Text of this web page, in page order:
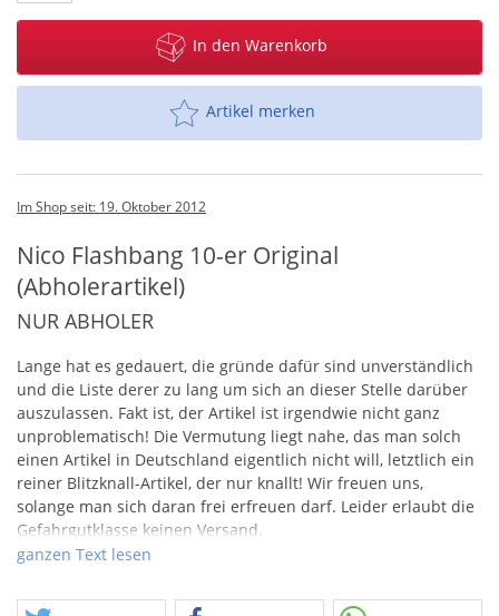
In den Warenkorb
Artikel merken
Im Shop seit: 19. Oktober 2012
Nico Flashbang 10-er Original
(Abholerartikel)
NUR ABHOLER
Lange hat es gedauert, die gründe dafür sind unverständlich
und die Liste derer zu lang um sich an dieser Stelle darüber
auszulassen. Fakt ist, der Artikel ist irgendwie nicht ganz
unproblematisch! Die Vermutung liegt nahe, das man solch
einen Artikel in Deutschland eigentlich nicht will, letztlich ein
reiner Blitzknall-Artikel, der nur knallt! Wir freuen uns,
solange man sich daran frei erfreuen darf. Leider erlaubt die
Gefahrgutklasse keinen Versand.
10 Blitzknallbombetten pro Schachtel!
ganzen Text lesen